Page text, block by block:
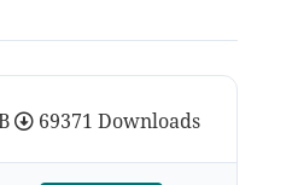
69371 Downloads